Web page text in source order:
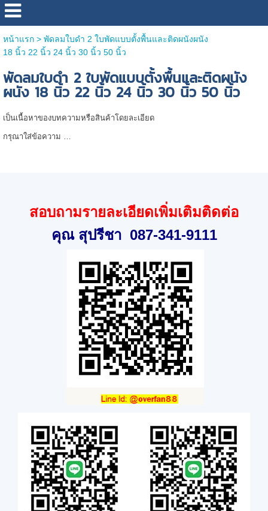
หน้าแรก> พัดลมใบดำ 2 ใบพัดแบบตั้งพื้นและติดผนังผนัง
18 นิ้ว 22 นิ้ว 24 นิ้ว 30 นิ้ว 50 นิ้ว
พัดลมใบดำ 2 ใบพัดแบบตั้งพื้นและติดผนัง
ผนัง 18 นิ้ว 22 นิ้ว 24 นิ้ว 30 นิ้ว 50 นิ้ว
เป็นเนื้อหาของบทความหรือสินค้าโดยละเอียด
กรุณาใส่ข้อความ …
สอบถามรายละเอียดเพิ่มเติมติดต่อ
คุณ สุปรีชา 087-341-9111